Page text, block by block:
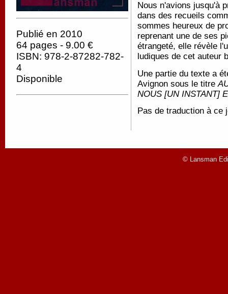
Publié en 2010
64 pages - 9.00 €
ISBN: 978-2-87282-782-
4
Disponible
Nous n'avions jusqu'à
dans des recueils
sommes heureux de
reprenant une de ses
étrangeté, elle révèle
ludiques de cet auteur
Une partie du texte a
Avignon sous le titre
NOUS [UN INSTANT]
Pas de traduction à ce
© Lansman